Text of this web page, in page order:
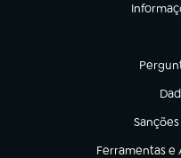
(abre
(abre
(abre
Ferramentas e